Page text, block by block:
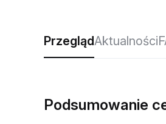
PrzeglądAktualności
Podsumowanie